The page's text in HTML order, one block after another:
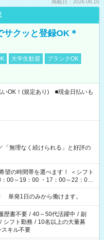
掲載日：2026.08.10
クッと登録OK＊
大学生歓迎
ブランクOK
OK！(規定あり) ■現金日払いも
「無理なく続けられる」と好評の
00～19：00 ・17：00～22：00
～翌6：00 など
単発1日のみから働けます。
歴書不要 / 40～50代活躍中 / 副
/ シフト勤務 / 10名以上の大量募
スキル不要